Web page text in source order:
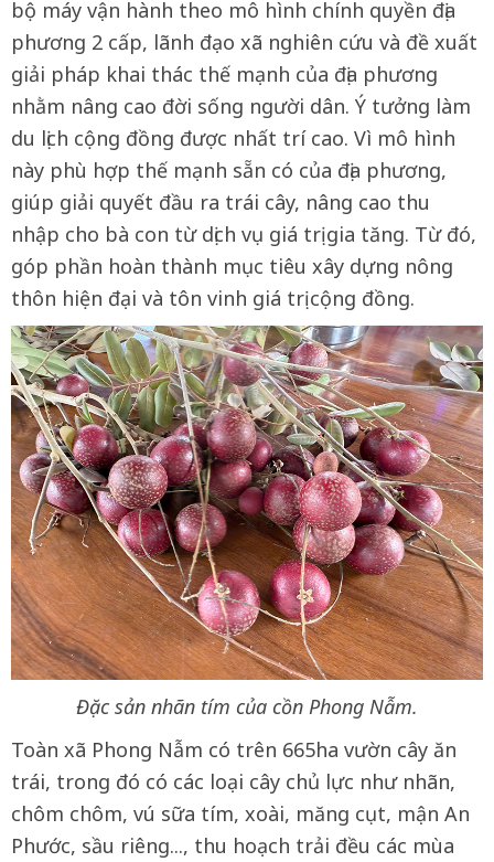
bộ máy vận hành theo mô hình chính quyền địa
phương 2 cấp, lãnh đạo xã nghiên cứu và đề xuất
giải pháp khai thác thế mạnh của địa phương
nhằm nâng cao đời sống người dân. Ý tưởng làm
du lịch cộng đồng được nhất trí cao. Vì mô hình
này phù hợp thế mạnh sẵn có của địa phương,
giúp giải quyết đầu ra trái cây, nâng cao thu
nhập cho bà con từ dịch vụ giá trị gia tăng. Từ đó,
góp phần hoàn thành mục tiêu xây dựng nông
thôn hiện đại và tôn vinh giá trị cộng đồng.
Đặc sản nhãn tím của cồn Phong Nẫm.
Toàn xã Phong Nẫm có trên 665ha vườn cây ăn
trái, trong đó có các loại cây chủ lực như nhãn,
chôm chôm, vú sữa tím, xoài, măng cụt, mận An
Phước, sầu riêng..., thu hoạch trải đều các mùa